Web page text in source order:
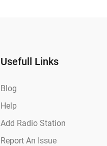
Usefull Links
Blog
Help
Add Radio Station
Report An Issue